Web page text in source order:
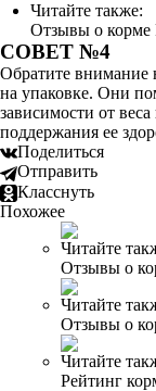
Читайте также:
Отзывы о корме
СОВЕТ №4
Обратите внимание
на упаковке. Они
зависимости от
поддержания ее
Поделиться
Отправить
Класснуть
Похожее
Читайте
Отзывы о
Читайте
Отзывы о
Читайте
Рейтинг